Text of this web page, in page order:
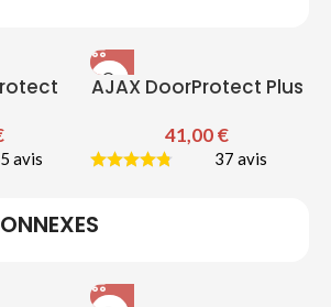
avis
AJAX DoorProtect Plus
41,00€
37 avis